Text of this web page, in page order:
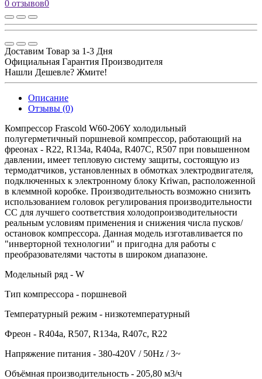
0 отзывов0
Доставим Товар за 1-3 Дня
Официальная Гарантия Производителя
Нашли Дешевле? Жмите!
Описание
Отзывы (0)
Компрессор Frascold W60-206Y холодильный
полугерметичный поршневой компрессор, работающий на
фреонах - R22, R134a, R404a, R407C, R507 при повышенном
давлении, имеет тепловую систему защиты, состоящую из
термодатчиков, установленных в обмотках электродвигателя,
подключенных к электронному блоку Kriwan, расположенной
в клеммной коробке. Производительность возможно снизить
использованием головок регулирования производительности
CC для лучшего соответствия холодопроизводительности
реальным условиям применения и снижения числа пусков/
остановок компрессора. Данная модель изготавливается по
"инверторной технологии" и пригодна для работы с
преобразователями частоты в широком диапазоне.
Модельный ряд - W
Тип компрессора - поршневой
Температурный режим - низкотемпературный
Фреон - R404a, R507, R134a, R407c, R22
Напряжение питания - 380-420V / 50Hz / 3~
Объёмная производительность - 205,80 м3/ч